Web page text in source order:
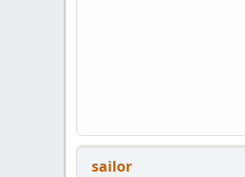
sailor